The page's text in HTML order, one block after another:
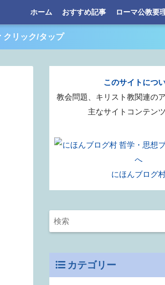
ホーム おすすめ記事 ローマ公教要
クリック/タップ
このサイトにつ
教会問題、キリスト教関連の
主なサイトコンテンツ
にほんブログ
カテゴリー